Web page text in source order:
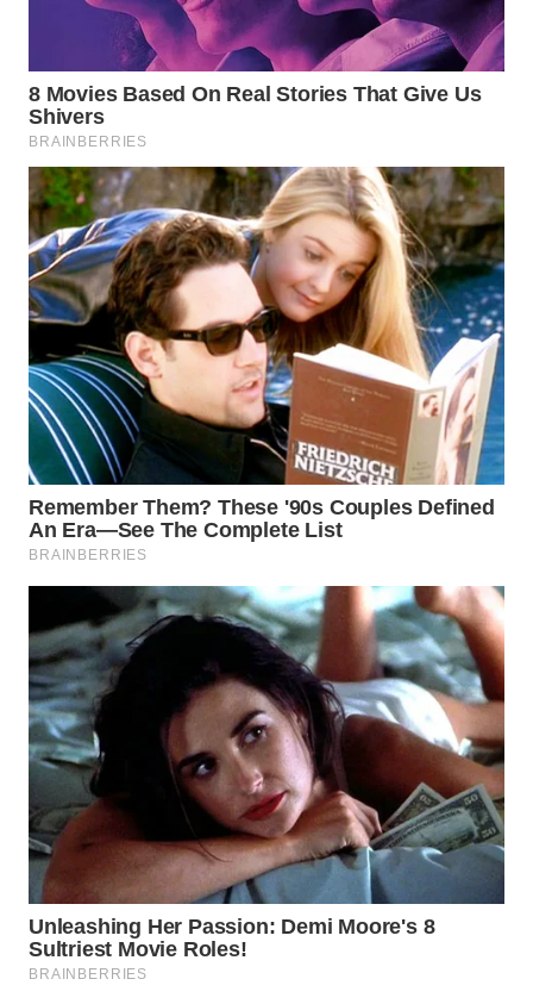
NATUNA
WN
BINTAN
WN
MANDALIKA
WN
LIKUPANG
WN
LABUANBAJO
WN
BORNEO
Wahana
Media
Group
WAHANA
NEWS
WAHANA
TANI
WAHANA
ADVOKAT
WAHANA
INFRASTRUKTUR
WAHANA